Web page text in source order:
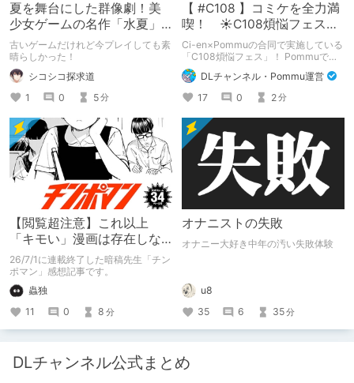
夏を舞台にした群像劇！美
少女ゲームの名作「水夏」
を今こそ！
古いゲームだけれど今プレイしても素
晴らしかった！
シコシコ探求道
1
0 5分
【 #C108 】コミケを全力満
喫！ ☀C108煩悩フェス☀
Pommu版のご案内
Ci-en×Pommuの合同で実施している
「C108煩悩フェス」！ Pommuでの
参加方法について、改めてこちらでも
ご案内いたします！
DLチャンネル・Pommu運営
17
0 2分
【閲覧超注意】これ以上
「キモい」漫画は存在しな
い？チンポマンとかいう
「魂の殺人」の完成形
26/7/1に連載終了した暗稿先生「チン
ポマン」感想記事です。
蟲独
11
0 8 分
オナニストの失敗
オナニー大好き中年の汚い失敗体験
u8
35
6 35分
DLチャンネル公式まとめ